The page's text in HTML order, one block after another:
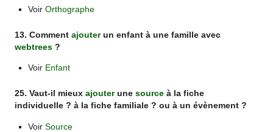
Voir Orthographe
13. Commentajouterun enfant à une famille avec
webtrees ?
Voir Enfant
25. Vaut-il mieuxajouterunesource à la fiche
individuelle ? à la fiche familiale ? ou à un évènement ?
Voir Source